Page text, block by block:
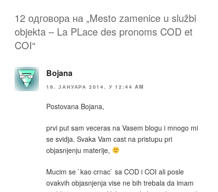
k
12 одговора на „Mesto zamenice u službi
objekta – La PLace des pronoms COD et
COI“
Bojana
16. ЈАНУАРА 2014. У 12:44 AM
Postovana Bojana,
prvi put sam veceras na Vasem blogu i mnogo mi
se svidja. Svaka Vam cast na pristupu pri
objasnjenju materije,
Mucim se `kao crnac` sa COD i COI ali posle
ovakvih objasnjenja vise ne bih trebala da imam